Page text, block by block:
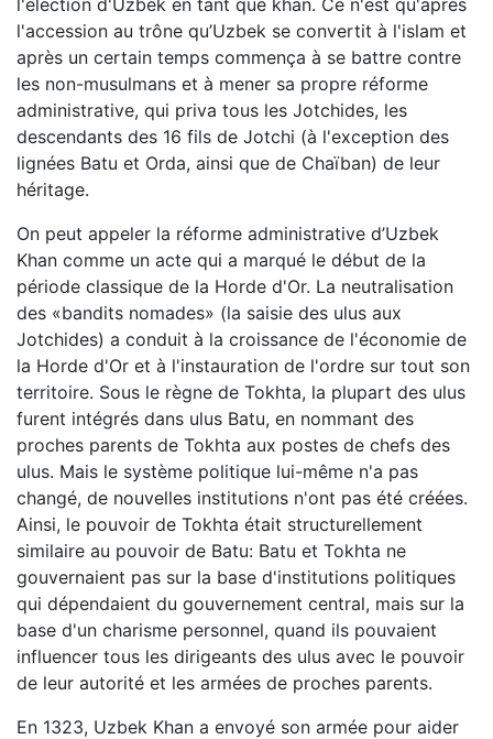
l'élection d'Uzbek en tant que khan. Ce n'est qu'après
l'accession au trône qu’Uzbek se convertit à l'islam et
après un certain temps commença à se battre contre
les non-musulmans et à mener sa propre réforme
administrative, qui priva tous les Jotchides, les
descendants des 16 fils de Jotchi (à l'exception des
lignées Batu et Orda, ainsi que de Chaïban) de leur
héritage.
On peut appeler la réforme administrative d’Uzbek
Khan comme un acte qui a marqué le début de la
période classique de la Horde d'Or. La neutralisation
des «bandits nomades» (la saisie des ulus aux
Jotchides) a conduit à la croissance de l'économie de
la Horde d'Or et à l'instauration de l'ordre sur tout son
territoire. Sous le règne de Tokhta, la plupart des ulus
furent intégrés dans ulus Batu, en nommant des
proches parents de Tokhta aux postes de chefs des
ulus. Mais le système politique lui-même n'a pas
changé, de nouvelles institutions n'ont pas été créées.
Ainsi, le pouvoir de Tokhta était structurellement
similaire au pouvoir de Batu: Batu et Tokhta ne
gouvernaient pas sur la base d'institutions politiques
qui dépendaient du gouvernement central, mais sur la
base d'un charisme personnel, quand ils pouvaient
influencer tous les dirigeants des ulus avec le pouvoir
de leur autorité et les armées de proches parents.
En 1323, Uzbek Khan a envoyé son armée pour aider